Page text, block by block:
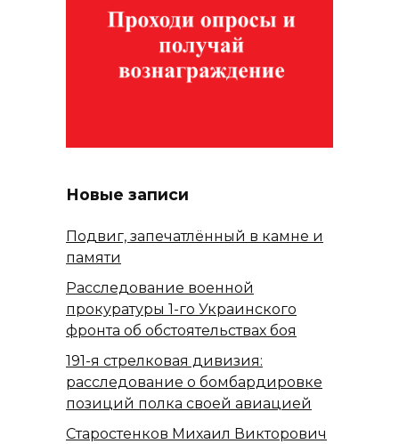
Новые записи
Подвиг, запечатлённый в камне и
памяти
Расследование военной
прокуратуры 1-го Украинского
фронта об обстоятельствах боя
191-я стрелковая дивизия:
расследование о бомбардировке
позиций полка своей авиацией
Старостенков Михаил Викторович